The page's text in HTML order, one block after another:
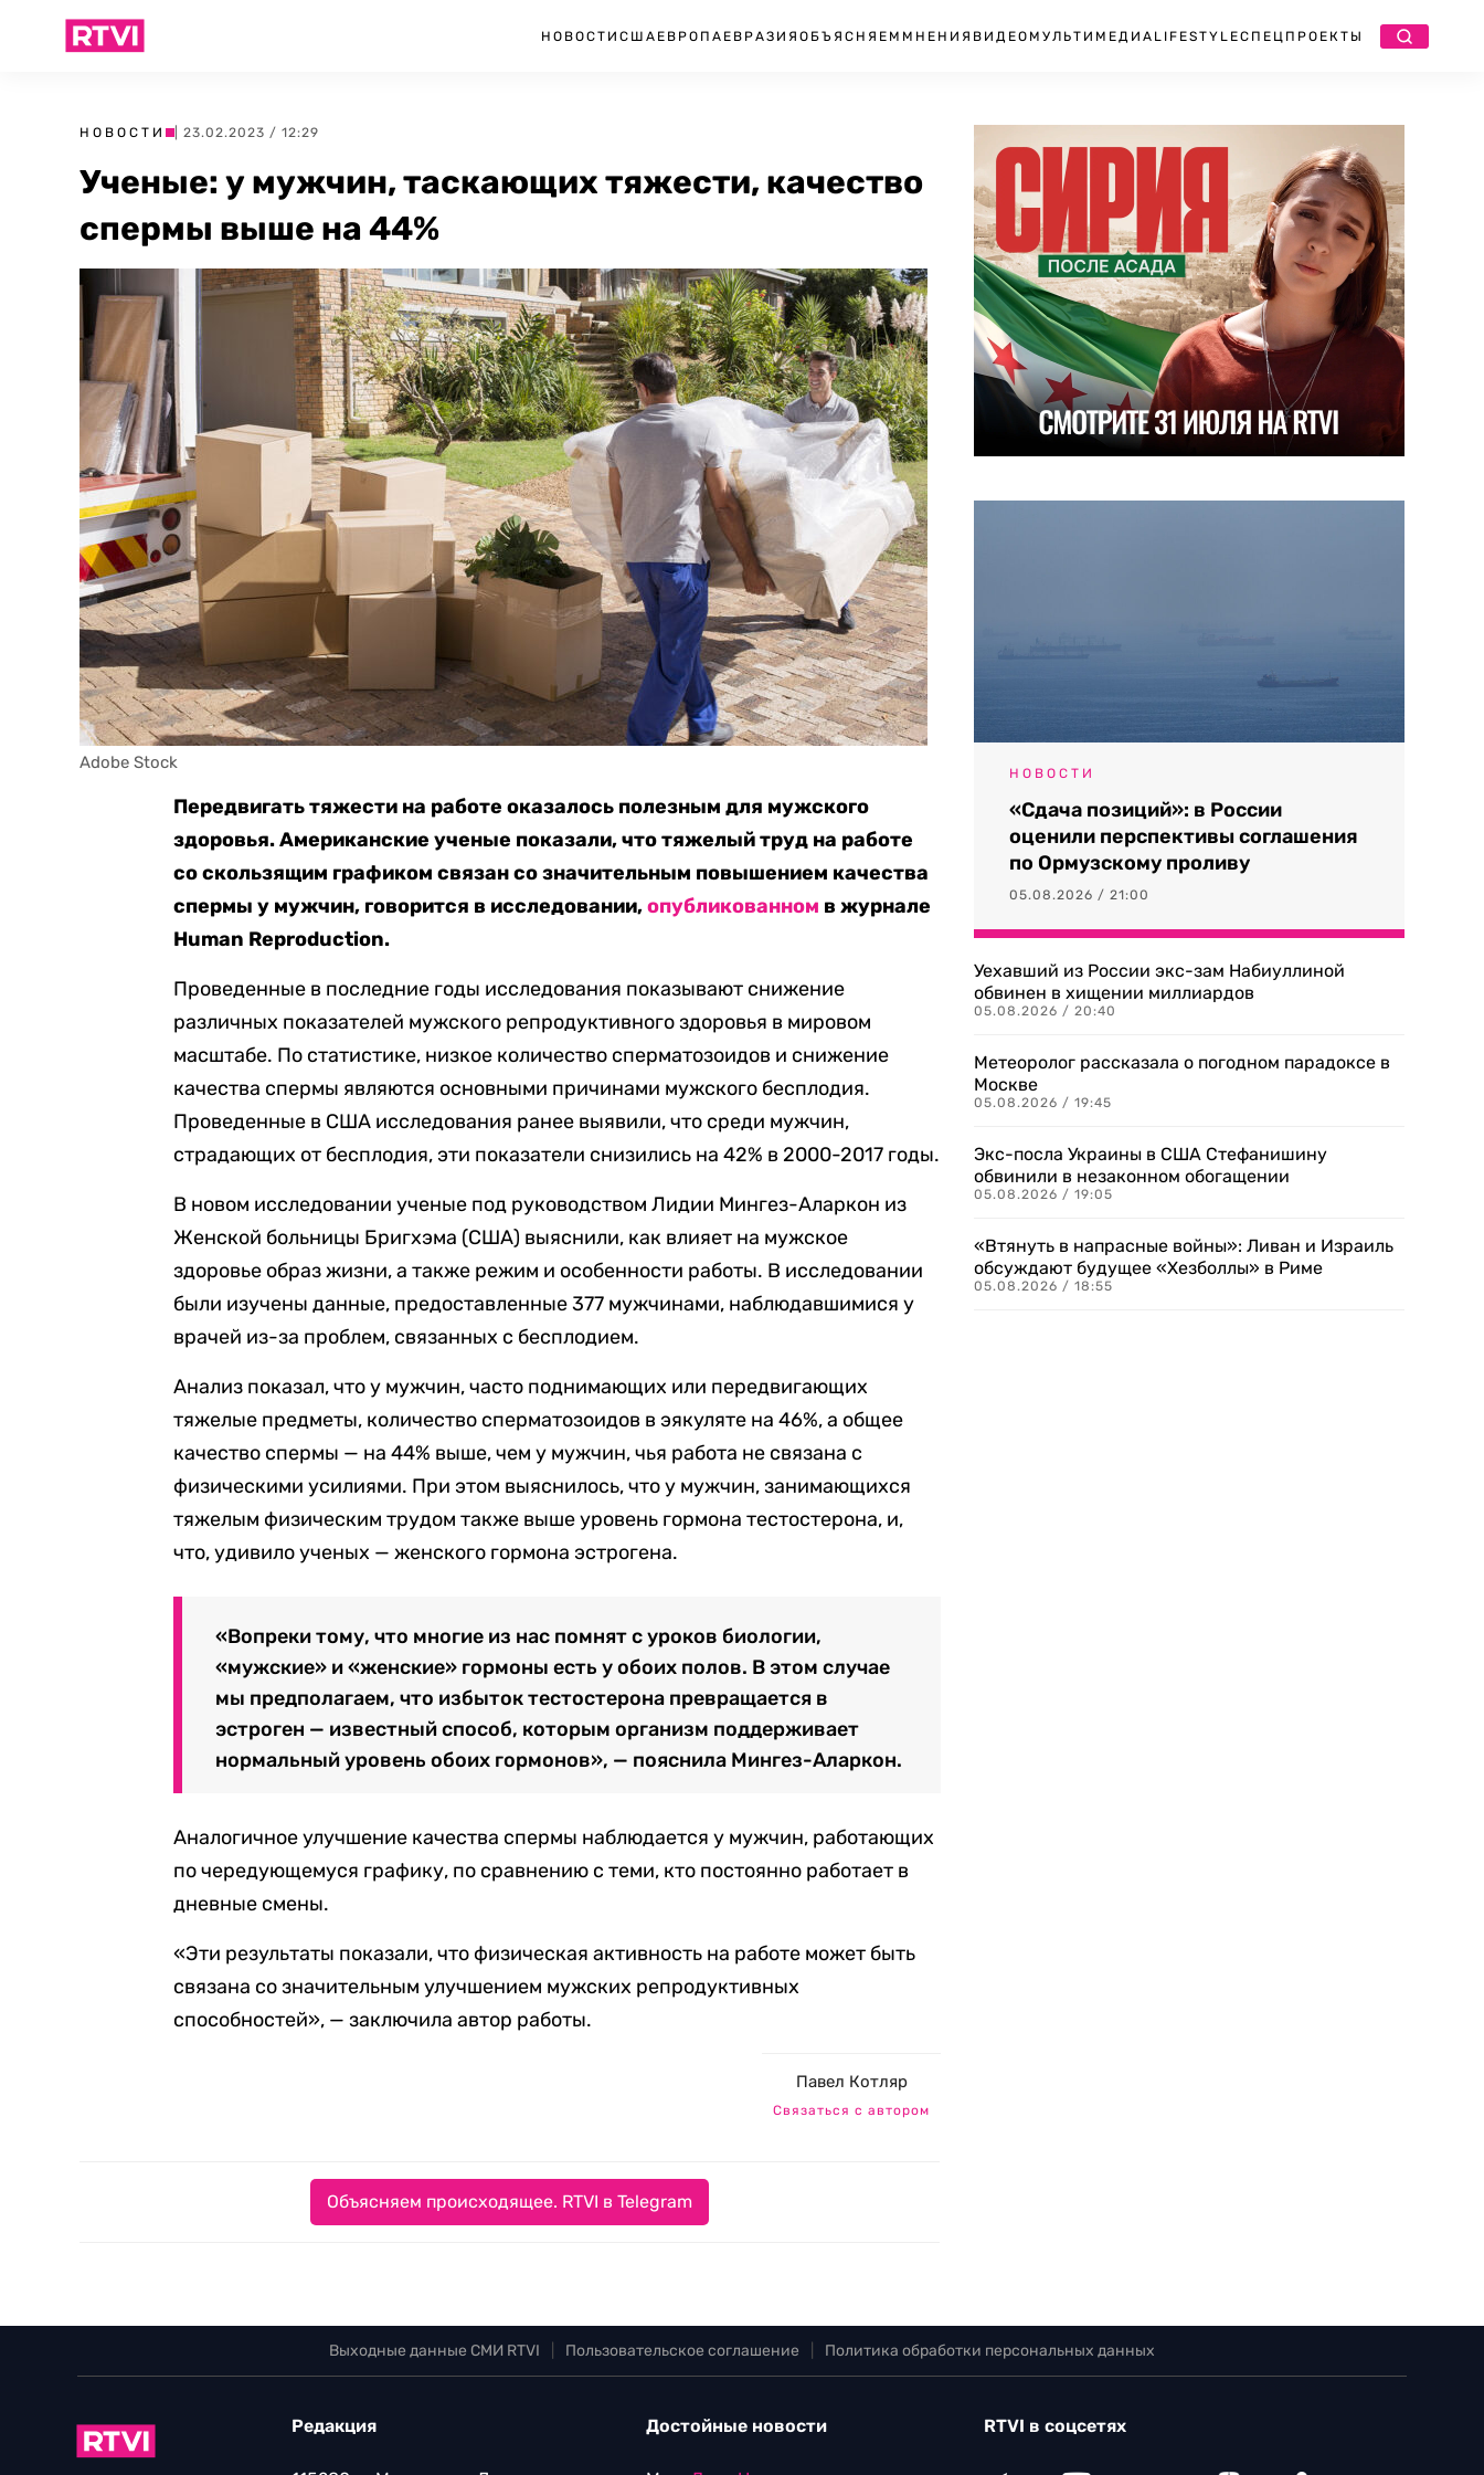
НОВОСТИ США ЕВРОПА ЕВРАЗИЯ ОБЪЯСНЯЕМ МНЕНИЯ ВИДЕО МУЛЬТИМЕДИА LIFESTYLEСПЕЦПРОЕКТЫ
НОВОСТИ | 23.02.2023 / 12:29
Ученые: у мужчин, таскающих тяжести, качество
спермы выше на 44%
Adobe Stock
Передвигать тяжести на работе оказалось полезным для мужского
здоровья. Американские ученые показали, что тяжелый труд на работе
со скользящим графиком связан со значительным повышением качества
спермы у мужчин, говорится в исследовании,опубликованном в журнале
Human Reproduction.
Проведенные в последние годы исследования показывают снижение
различных показателей мужского репродуктивного здоровья в мировом
масштабе. По статистике, низкое количество сперматозоидов и снижение
качества спермы являются основными причинами мужского бесплодия.
Проведенные в США исследования ранее выявили, что среди мужчин,
страдающих от бесплодия, эти показатели снизились на 42% в 2000-2017 годы.
В новом исследовании ученые под руководством Лидии Мингез-Аларкон из
Женской больницы Бригхэма (США) выяснили, как влияет на мужское
здоровье образ жизни, а также режим и особенности работы. В исследовании
были изучены данные, предоставленные 377 мужчинами, наблюдавшимися у
врачей из-за проблем, связанных с бесплодием.
Анализ показал, что у мужчин, часто поднимающих или передвигающих
тяжелые предметы, количество сперматозоидов в эякуляте на 46%, а общее
качество спермы — на 44% выше, чем у мужчин, чья работа не связана с
физическими усилиями. При этом выяснилось, что у мужчин, занимающихся
тяжелым физическим трудом также выше уровень гормона тестостерона, и,
что, удивило ученых — женского гормона эстрогена.
«Вопреки тому, что многие из нас помнят с уроков биологии,
«мужские» и «женские» гормоны есть у обоих полов. В этом случае
мы предполагаем, что избыток тестостерона превращается в
эстроген — известный способ, которым организм поддерживает
нормальный уровень обоих гормонов», — пояснила Мингез-Аларкон.
Аналогичное улучшение качества спермы наблюдается у мужчин, работающих
по чередующемуся графику, по сравнению с теми, кто постоянно работает в
дневные смены.
«Эти результаты показали, что физическая активность на работе может быть
связана со значительным улучшением мужских репродуктивных
способностей», — заключила автор работы.
Павел Котляр
Связаться с автором
Объясняем происходящее. RTVI в Telegram
НОВОСТИ
«Сдача позиций»: в России
оценили перспективы соглашения
по Ормузскому проливу
05.08.2026 / 21:00
Уехавший из России экс-зам Набиуллиной
обвинен в хищении миллиардов
05.08.2026 / 20:40
Метеоролог рассказала о погодном парадоксе в
Москве
05.08.2026 / 19:45
Экс-посла Украины в США Стефанишину
обвинили в незаконном обогащении
05.08.2026 / 19:05
«Втянуть в напрасные войны»: Ливан и Израиль
обсуждают будущее «Хезболлы» в Риме
05.08.2026 / 18:55
Выходные данные СМИ RTVI Пользовательское соглашение Политика обработки персональных данных
Редакция Достойные новости RTVI в соцсетях